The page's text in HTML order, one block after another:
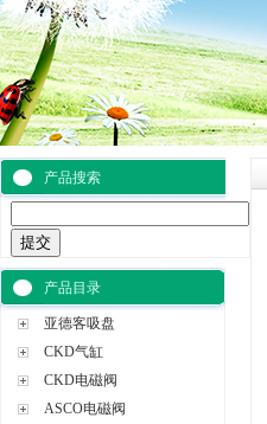
产品搜索
产品目录
亚德客吸盘
CKD气缸
CKD电磁阀
ASCO电磁阀